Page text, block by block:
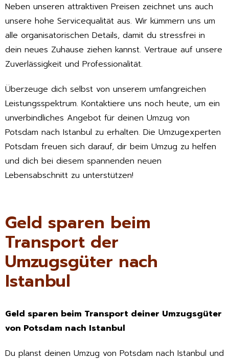
Neben unseren attraktiven Preisen zeichnet uns auch
unsere hohe Servicequalität aus. Wir kümmern uns um
alle organisatorischen Details, damit du stressfrei in
dein neues Zuhause ziehen kannst. Vertraue auf unsere
Zuverlässigkeit und Professionalität.
Überzeuge dich selbst von unserem umfangreichen
Leistungsspektrum. Kontaktiere uns noch heute, um ein
unverbindliches Angebot für deinen Umzug von
Potsdam nach Istanbul zu erhalten. Die Umzugexperten
Potsdam freuen sich darauf, dir beim Umzug zu helfen
und dich bei diesem spannenden neuen
Lebensabschnitt zu unterstützen!
Geld sparen beim
Transport der
Umzugsgüter nach
Istanbul
Geld sparen beim Transport deiner Umzugsgüter
von Potsdam nach Istanbul
Du planst deinen Umzug von Potsdam nach Istanbul und